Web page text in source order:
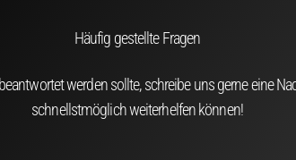
Häufig gestellte Fragen
werden sollte, schreibe uns gerne eine
schnellstmöglich weiterhelfen können!